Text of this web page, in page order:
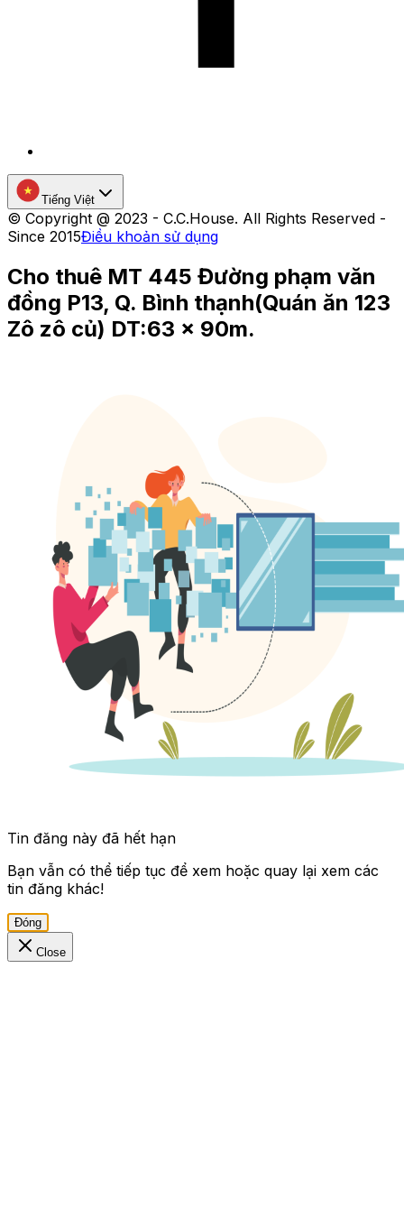
Tiếng Việt
© Copyright @ 2023 - C.C.House. All Rights Reserved -
Since 2015Điều khoản sử dụng
Cho thuê MT 445 Đường phạm văn
đồng P13, Q. Bình thạnh(Quán ăn 123
Zô zô củ) DT:63 x 90m.
Tin đăng này đã hết hạn
Bạn vẫn có thể tiếp tục để xem hoặc quay lại xem các
tin đăng khác!
Đóng
Close